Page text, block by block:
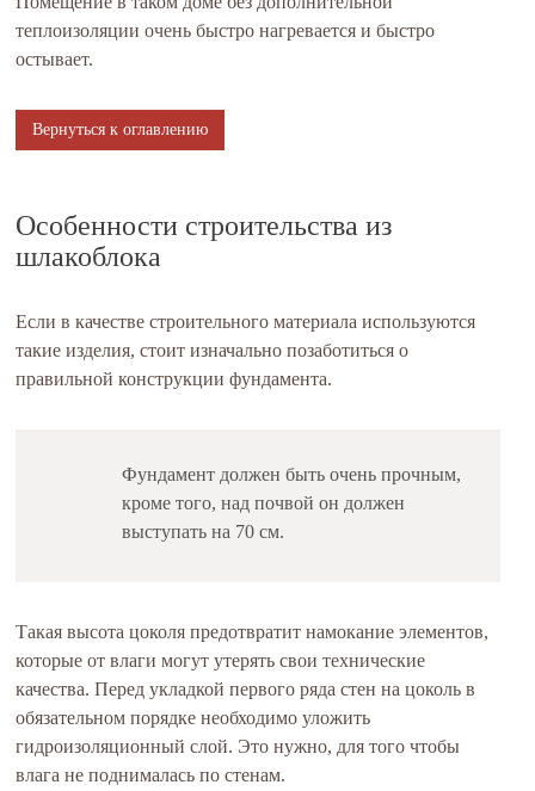
теплоизоляции очень быстро нагревается и быстро
остывает.
Вернуться к оглавлению
Особенности строительства из
шлакоблока
Если в качестве строительного материала используются
такие изделия, стоит изначально позаботиться о
правильной конструкции фундамента.
Фундамент должен быть очень прочным,
кроме того, над почвой он должен
выступать на 70 см.
Такая высота цоколя предотвратит намокание элементов,
которые от влаги могут утерять свои технические
качества. Перед укладкой первого ряда стен на цоколь в
обязательном порядке необходимо уложить
гидроизоляционный слой. Это нужно, для того чтобы
влага не поднималась по стенам.